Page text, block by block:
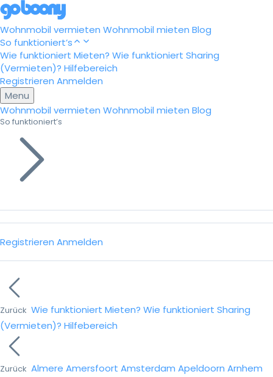
Wohnmobil vermieten Wohnmobil mieten Blog
So funktioniert’s
Wie funktioniert Mieten? Wie funktioniert Sharing
(Vermieten)? Hilfebereich
Registrieren Anmelden
Menu
Wohnmobil vermieten Wohnmobil mieten Blog
So funktioniert’s
Registrieren Anmelden
Zurück Wie funktioniert Mieten? Wie funktioniert Sharing
(Vermieten)? Hilfebereich
Zurück Almere Amersfoort Amsterdam Apeldoorn Arnhem